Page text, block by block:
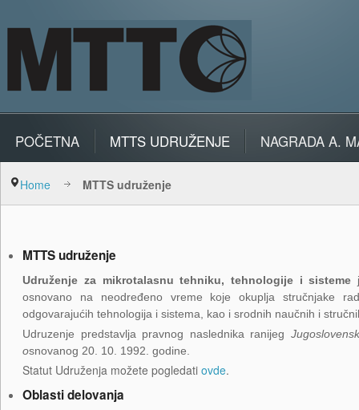
POČETNA MTTS UDRUŽENJE NAGRADA A.
Home MTTS udruženje
MTTS udruženje
Udruženje za mikrotalasnu tehniku, tehnologije i sisteme
osnovano na neodređeno vreme koje okuplja stručnjake
odgovarajućih tehnologija i sistema, kao i srodnih naučnih i
Udruzenje predstavlja pravnog naslednika ranijeg
osnovanog 20. 10. 1992. godine.
Statut Udruženja možete pogledatiovde.
Oblasti delovanja